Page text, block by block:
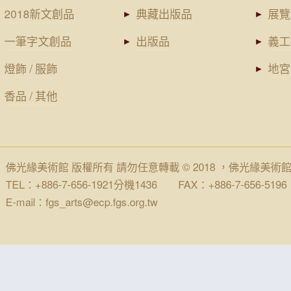
2018新文創品
一筆字文創品
燈飾 / 服飾
香品 / 其他
典藏出版品
出版品
展
義
地
佛光緣美術館 版權所有 請勿任意轉載 © 2018 ，佛光緣美術
TEL：+886-7-656-1921分機1436 FAX：+886-7-656-5196
E-mail：fgs_arts@ecp.fgs.org.tw